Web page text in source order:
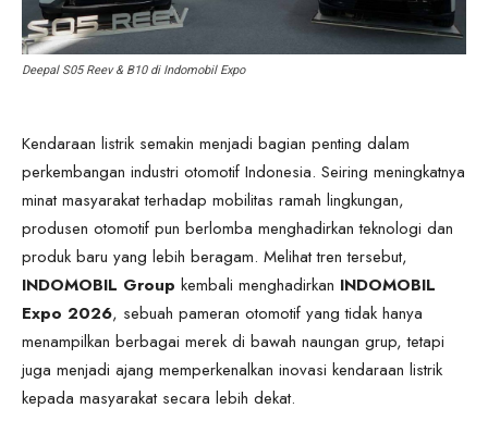
Deepal S05 Reev & B10 di Indomobil Expo
Kendaraan listrik semakin menjadi bagian penting dalam
perkembangan industri otomotif Indonesia. Seiring meningkatnya
minat masyarakat terhadap mobilitas ramah lingkungan,
produsen otomotif pun berlomba menghadirkan teknologi dan
produk baru yang lebih beragam. Melihat tren tersebut,
INDOMOBIL Group kembali menghadirkan INDOMOBIL
Expo 2026, sebuah pameran otomotif yang tidak hanya
menampilkan berbagai merek di bawah naungan grup, tetapi
juga menjadi ajang memperkenalkan inovasi kendaraan listrik
kepada masyarakat secara lebih dekat.